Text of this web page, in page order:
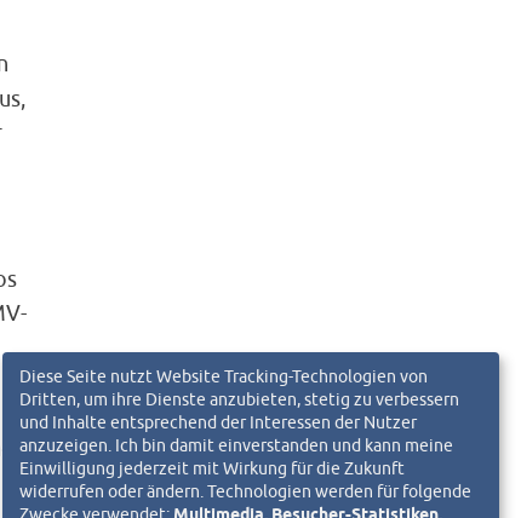
Diese Seite nutzt Website Tracking-Technologien von
Dritten, um ihre Dienste anzubieten, stetig zu verbessern
und Inhalte entsprechend der Interessen der Nutzer
anzuzeigen. Ich bin damit einverstanden und kann meine
Einwilligung jederzeit mit Wirkung für die Zukunft
widerrufen oder ändern. Technologien werden für folgende
Zwecke verwendet: